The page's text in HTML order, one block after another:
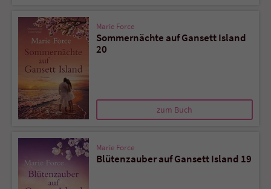
Marie Force
Sommernächte auf Gansett Island
20
zum Buch
Marie Force
Blütenzauber auf Gansett Island 19